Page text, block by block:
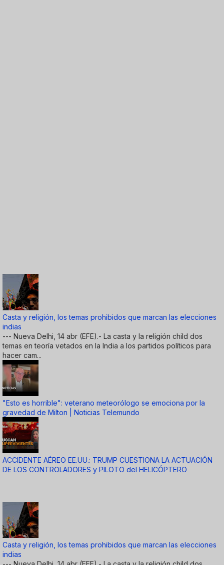
Casta y religión, los temas prohibidos que marcan las elecciones
indias
--- Nueva Delhi, 14 abr (EFE).- La casta y la religión child dos
temas en teoría vetados en la India a los partidos políticos para
hacer cam...
"Esto es horrible": veterano meteorólogo se emociona por la
gravedad de Milton | Noticias Telemundo
ACCIDENTE AÉREO EE.UU.: TRUMP CUESTIONA LA ACTUACIÓN
DE LOS CONTROLADORES y PILOTO del HELICÓPTERO
Casta y religión, los temas prohibidos que marcan las elecciones
indias